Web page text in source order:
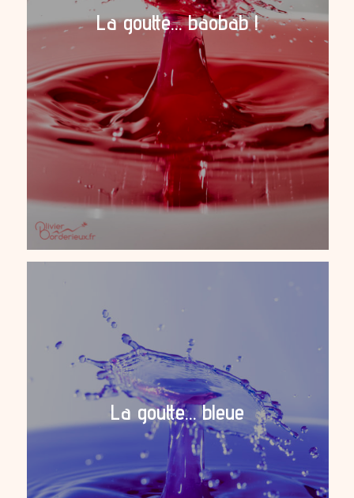
La goutte… baobab !
La goutte… bleue